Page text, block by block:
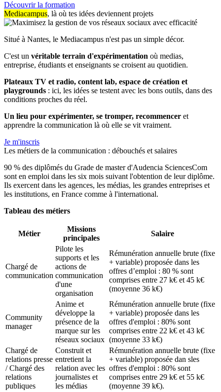
Découvrir la formation
Mediacampus, là où tes idées deviennent projets
Situé à Nantes, le Mediacampus n'est pas un simple décor.
C'est un véritable terrain d'expérimentation où medias,
entreprise, étudiants et enseignants se croisent au quotidien.
Plateaux TV et radio, content lab, espace de création et
playgrounds : ici, les idées se testent avec les bons outils, dans des
conditions proches du réel.
Un lieu pour expérimenter, se tromper, recommencer et
apprendre la communication là où elle se vit vraiment.
Je m'inscris
Les métiers de la communication : débouchés et salaires
90 % des diplômés du Grade de master d'Audencia SciencesCom
sont en emploi dans les six mois suivant l'obtention de leur diplôme.
Ils exercent dans les agences, les médias, les grandes entreprises et
les institutions, en France comme à l'international.
Tableau des métiers
Métier
Missions
principales
Salaire
Chargé de
communication
Pilote les
supports et les
actions de
communication
d'une
organisation
Rémunération annuelle brute (fixe
+ variable) proposée dans les
offres d’emploi : 80 % sont
comprises entre 27 k€ et 45 k€
(moyenne 36 k€)
Community
manager
Anime et
développe la
présence de la
marque sur les
réseaux sociaux
Rémunération annuelle brute (fixe
+ variable) proposée dans les
offres d'emploi : 80% sont
comprises entre 22 k€ et 43 k€
(moyenne 33 k€)
Chargé de
relations presse
/ Chargé des
relations
publiques
Construit et
entretient la
relation avec les
journalistes et
les médias
Rémunération annuelle brute (fixe
+ variable) proposée dan sles
offres d'emploi : 80% sont
comprises entre 29 k€ et 55 k€
(moyenne 39 k€).